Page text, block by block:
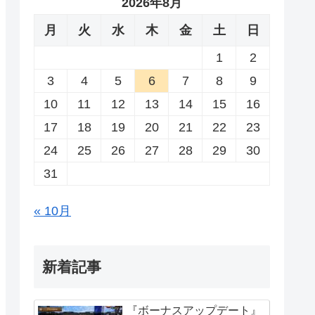
2026年8月
月
火 水 木 金 土
日
1
2
3
4 5 6 7 8
9
10
11 12 13 14 15
16
17
18 19 20 21 22
23
24
25 26 27 28 29
30
31
« 10月
新着記事
『ボーナスアップデート』